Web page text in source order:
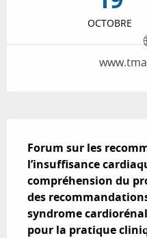
OCTOBRE
Forum sur les
l’insuffisance
compréhension du
des
syndrome
pour la pratique